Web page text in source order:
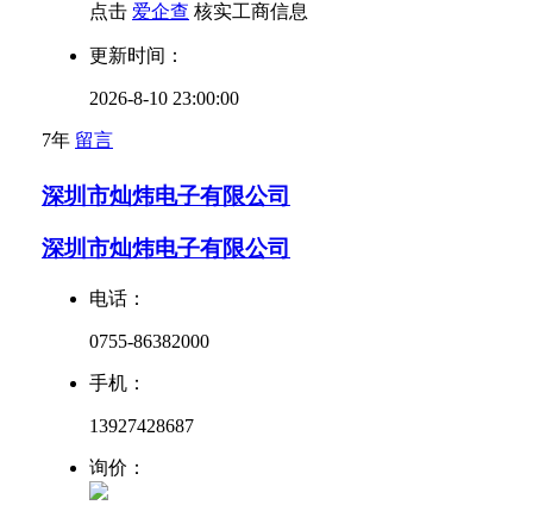
点击 爱企查 核实工商信息
更新时间：
2026-8-10 23:00:00
7年 留言
深圳市灿炜电子有限公司
深圳市灿炜电子有限公司
电话：
0755-86382000
手机：
13927428687
询价：